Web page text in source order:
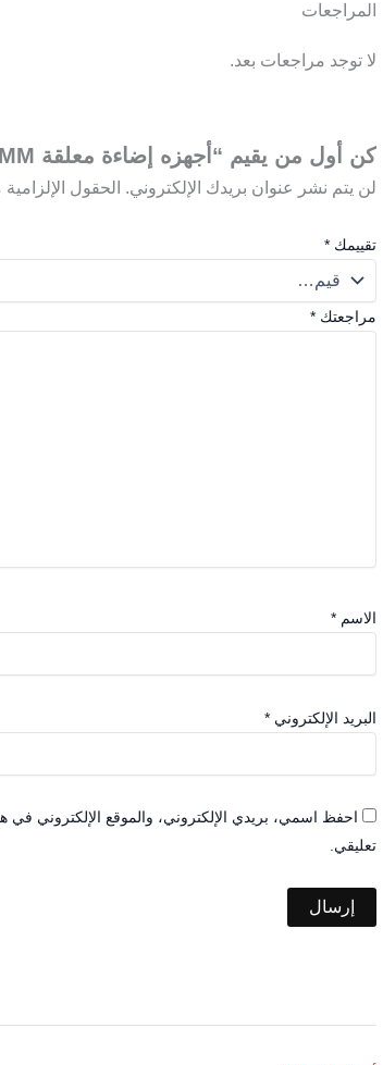
المراجعات
لا توجد مراجعات بعد.
كن أول من يقيم “أجهزه إضاءة معلقة 1200MM”
لن يتم نشر عنوان بريدك الإلكتروني. الحقول
تقييمك*
مراجعتك*
الاسم*
البريد الإلكتروني*
احفظ اسمي، بريدي الإلكتروني، والموقع الإلكتروني في
تعليقي.